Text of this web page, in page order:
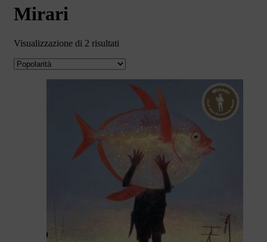
Mirari
Visualizzazione di 2 risultati